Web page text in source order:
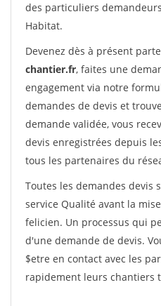
des particuliers
Habitat.
Devenez dès à présent
chantier.fr, faites une
engagement via notre
demandes de devis et
demande validée, vous
devis enregistrées depuis
tous les partenaires du
Toutes les demandes devis
service Qualité avant la
felicien. Un processus qui
d'une demande de devis.
$etre en contact avec les
rapidement leurs chantiers